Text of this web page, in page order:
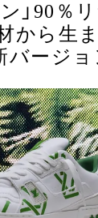
ン」90％
から生
バージョ